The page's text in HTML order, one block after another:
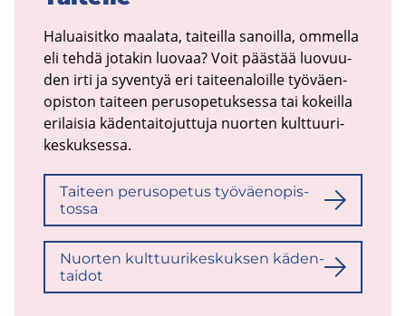
Ha­luai­sit­ko maa­la­ta, tai­teil­la sa­noil­la, om­mel­la
eli tehdä jo­ta­kin luo­vaa? Voit pääs­tää luo­vuu­
den irti ja sy­ven­tyä eri tai­tee­na­loil­le työ­väen­
opis­ton tai­teen pe­rus­o­pe­tuk­ses­sa tai ko­keil­la
eri­lai­sia kä­den­tai­to­jut­tu­ja nuor­ten kult­tuu­ri­
kes­kuk­ses­sa.
Tai­teen pe­rus­o­pe­tus työ­väen­opis­
tos­sa
Nuor­ten kult­tuu­ri­kes­kuk­sen kä­den­
tai­dot